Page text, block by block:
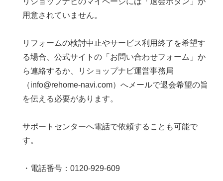
用意されていません。
リフォームの検討中止やサービス利用終了を希望す
る場合、公式サイトの「お問い合わせフォーム」か
ら連絡するか、リショップナビ運営事務局
（info@rehome-navi.com）へメールで退会希望の旨
を伝える必要があります。
サポートセンターへ電話で依頼することも可能で
す。
・電話番号：0120-929-609